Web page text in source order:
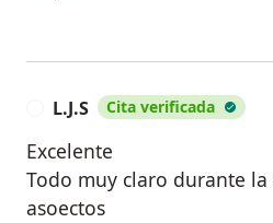
L.J.S Cita verificada
Excelente
Todo muy claro durante
asoectos